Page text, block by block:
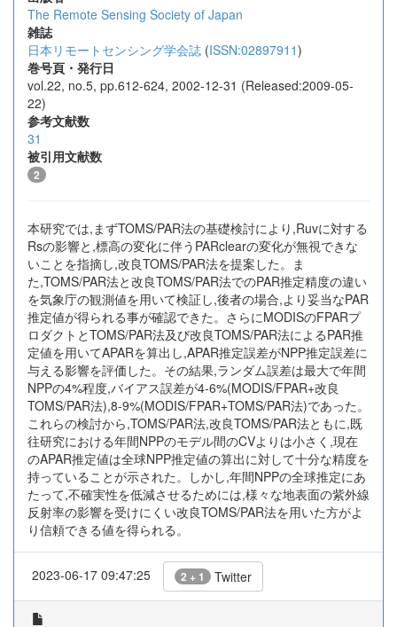
The Remote Sensing Society of Japan
雑誌
日本リモートセンシング学会誌 (ISSN:02897911)
巻号頁・発行日
vol.22, no.5, pp.612-624, 2002-12-31 (Released:2009-05-
22)
参考文献数
31
被引用文献数
2
本研究では,まずTOMS/PAR法の基礎検討により,Ruvに対する
Rsの影響と,標高の変化に伴うPARclearの変化が無視できな
いことを指摘し,改良TOMS/PAR法を提案した。ま
た,TOMS/PAR法と改良TOMS/PAR法でのPAR推定精度の違い
を気象庁の観測値を用いて検証し,後者の場合,より妥当なPAR
推定値が得られる事が確認できた。さらにMODISのFPARプ
ロダクトとTOMS/PAR法及び改良TOMS/PAR法によるPAR推
定値を用いてAPARを算出し,APAR推定誤差がNPP推定誤差に
与える影響を評価した。その結果,ランダム誤差は最大で年間
NPPの4%程度,バイアス誤差が4-6%(MODIS/FPAR+改良
TOMS/PAR法),8-9%(MODIS/FPAR+TOMS/PAR法)であった。
これらの検討から,TOMS/PAR法,改良TOMS/PAR法ともに,既
往研究における年間NPPのモデル間のCVよりは小さく,現在
のAPAR推定値は全球NPP推定値の算出に対して十分な精度を
持っていることが示された。しかし,年間NPPの全球推定にあ
たって,不確実性を低減させるためには,様々な地表面の紫外線
反射率の影響を受けにくい改良TOMS/PAR法を用いた方がよ
り信頼できる値を得られる。
2023-06-17 09:47:25 2 + 1 Twitter